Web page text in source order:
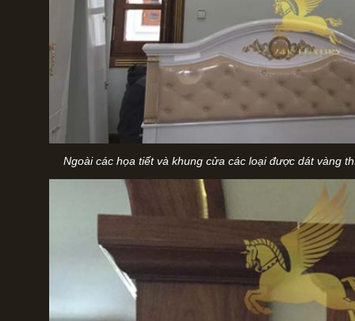
Ngoài các họa tiết và khung cửa các loại được dát vàng